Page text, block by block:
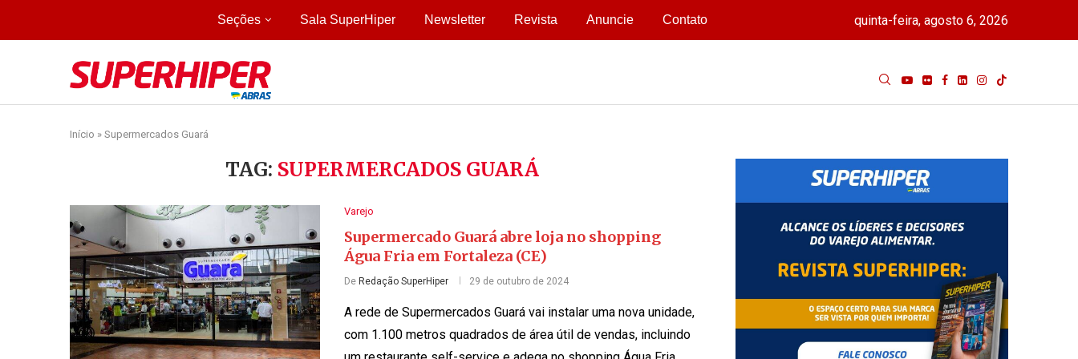
Seções Sala SuperHiper Newsletter Revista Anuncie Contato quinta-feira, agosto 6, 2026
Início » Supermercados Guará
TAG: SUPERMERCADOS GUARÁ
Varejo
Supermercado Guará abre loja no shopping
Água Fria em Fortaleza (CE)
De Redação SuperHiper 29 de outubro de 2024
A rede de Supermercados Guará vai instalar uma nova unidade,
com 1.100 metros quadrados de área útil de vendas, incluindo